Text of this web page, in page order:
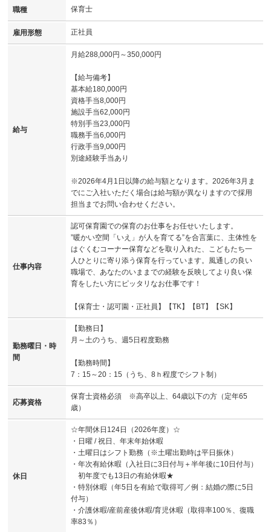
職種 保育士
雇用形態 正社員
給与
月給288,000円～350,000円
【給与備考】
基本給180,000円
資格手当8,000円
施設手当62,000円
特別手当23,000円
職務手当6,000円
行政手当9,000円
別途経験手当あり
※2026年4月1日以降の給与額となります。2026年3月ま
でにご入社いただく場合は給与額が異なりますので採用
担当までお問い合わせください。
仕事内容
認可保育園での保育のお仕事をお任せいたします。
”暖かい空間「いえ」が人を育てる”を合言葉に、主体性を
はぐくむコーナー保育などを取り入れた、こどもたち一
人ひとりに寄り添う保育を行っています。風通しの良い
職場で、あなたのいままでの経験を反映してより良い保
育をしたい方にピッタリなお仕事です！
【保育士・認可園・正社員】【TK】【BT】【SK】
勤務曜日・時
間
【勤務日】
月～土のうち、週5日程度勤務
【勤務時間】
7：15～20：15（うち、8ｈ程度でシフト制）
応募資格
保育士資格必須 ※高卒以上、64歳以下の方（定年65
歳）
休日
☆年間休日124日（2026年度）☆
・日曜 / 祝日、年末年始休暇
・土曜日はシフト勤務（※土曜出勤時は平日振休）
・年次有給休暇（入社日に3日付与＋半年後に10日付与）
初年度でも13日の有給休暇★
・特別休暇（年5日を有給で取得可／例：結婚の際に5日
付与）
・介護休暇/産前産後休暇/育児休暇（取得率100％、復職
率83％）